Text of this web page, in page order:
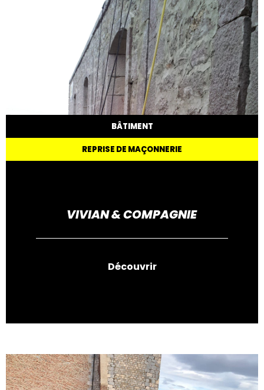
BÂTIMENT
REPRISE DE MAÇONNERIE
VIVIAN & COMPAGNIE
Découvrir